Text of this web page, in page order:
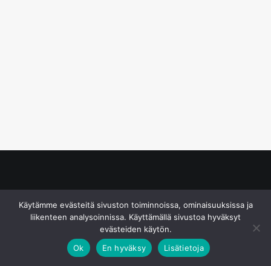
Käytämme evästeitä sivuston toiminnoissa, ominaisuuksissa ja
liikenteen analysoinnissa. Käyttämällä sivustoa hyväksyt
evästeiden käytön.
Ok
En hyväksy Lisätietoja